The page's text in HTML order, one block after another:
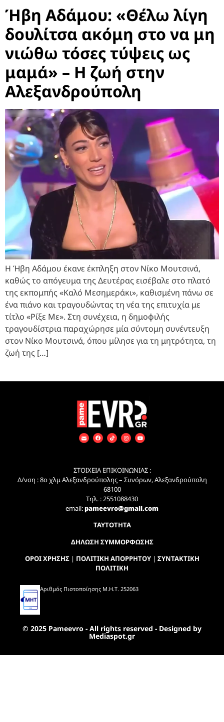
Ήβη Αδάμου: «Θέλω λίγη
δουλίτσα ακόμη στο να μη
νιώθω τόσες τύψεις ως
μαμά» – Η ζωή στην
Αλεξανδρούπολη
Η Ήβη Αδάμου έκανε έκπληξη στον Νίκο Μουτσινά,
καθώς το απόγευμα της Δευτέρας εισέβαλε στο πλατό
της εκπομπής «Καλό Μεσημεράκι», καθισμένη πάνω σε
ένα πιάνο και τραγουδώντας τη νέα της επιτυχία με
τίτλο «Ρίξε Με». Στη συνέχεια, η δημοφιλής
τραγουδίστρια παραχώρησε μία σύντομη συνέντευξη
στον Νίκο Μουτσινά, όπου μίλησε για τη μητρότητα, τη
ζωή της […]
ΣΤΟΙΧΕΙΑ ΕΠΙΚΟΙΝΩΝΙΑΣ :
Δ/νση : 8ο χλμ Αλεξανδρούπολης – Συνόρων, Αλεξανδρούπολη
68100
Τηλ. : 2551088430
email:pameevro@gmail.com
ΤΑΥΤΟΤΗΤΑ
ΔΗΛΩΣΗ ΣΥΜΜΟΡΦΩΣΗΣ
ΟΡΟΙ ΧΡΗΣΗΣ| ΠΟΛΙΤΙΚΗ ΑΠΟΡΡΗΤΟΥ| ΣΥΝΤΑΚΤΙΚΗ
ΠΟΛΙΤΙΚΗ
Αριθμός Πιστοποίησης Μ.Η.Τ. 252063
© 2025 Pameevro - All rights reserved - Designed by
Mediaspot.gr